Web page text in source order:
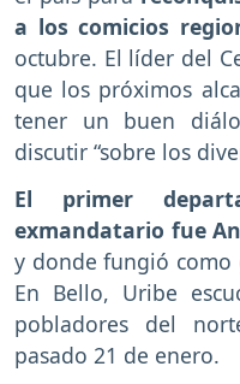
a los comicios
octubre. El líder del
que los próximos
tener un buen
discutir “sobre los
El primer
exmandatario fue
y donde fungió como
En Bello, Uribe
pobladores del
pasado 21 de enero.